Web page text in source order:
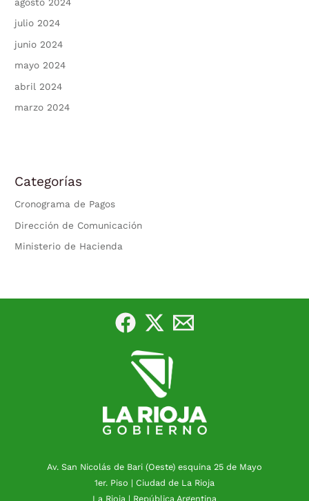
julio 2024
junio 2024
mayo 2024
abril 2024
marzo 2024
Categorías
Cronograma de Pagos
Dirección de Comunicación
Ministerio de Hacienda
Av. San Nicolás de Bari (Oeste) esquina 25 de Mayo
1er. Piso | Ciudad de La Rioja
La Rioja | República Argentina